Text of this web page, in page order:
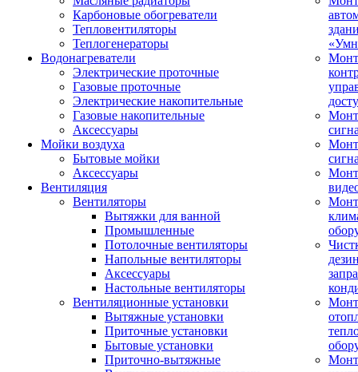
Карбоновые обогреватели
Тепловентиляторы
Теплогенераторы
Водонагреватели
Электрические проточные
Газовые проточные
Электрические накопительные
Газовые накопительные
Аксессуары
Мойки воздуха
Бытовые мойки
Аксессуары
Вентиляция
Вентиляторы
Вытяжки для ванной
Промышленные
Потолочные вентиляторы
Напольные вентиляторы
Аксессуары
Настольные вентиляторы
Вентиляционные установки
Вытяжные установки
Приточные установки
Бытовые установки
Приточно-вытяжные